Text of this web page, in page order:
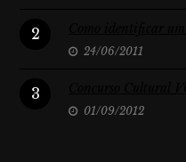
2
24/06/2011
3
01/09/2012